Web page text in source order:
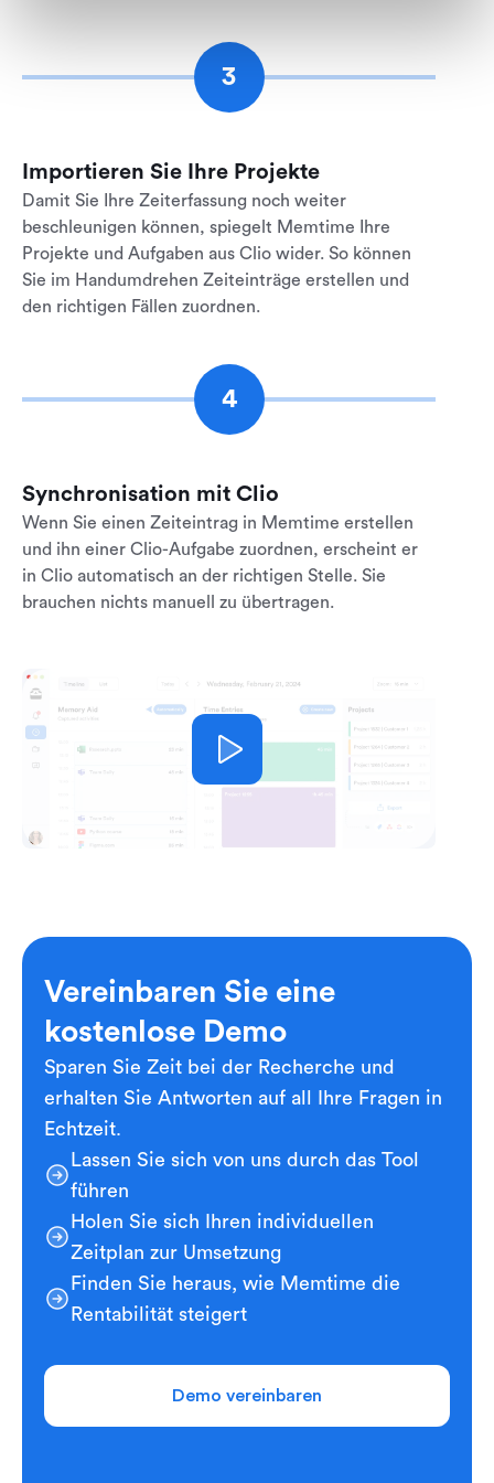
3
Importieren Sie Ihre Projekte
Damit Sie Ihre Zeiterfassung noch weiter
beschleunigen können, spiegelt Memtime Ihre
Projekte und Aufgaben aus Clio wider. So können
Sie im Handumdrehen Zeiteinträge erstellen und
den richtigen Fällen zuordnen.
4
Synchronisation mit Clio
Wenn Sie einen Zeiteintrag in Memtime erstellen
und ihn einer Clio-Aufgabe zuordnen, erscheint er
in Clio automatisch an der richtigen Stelle. Sie
brauchen nichts manuell zu übertragen.
Vereinbaren Sie eine
kostenlose Demo
Sparen Sie Zeit bei der Recherche und
erhalten Sie Antworten auf all Ihre Fragen in
Echtzeit.
Lassen Sie sich von uns durch das Tool
führen
Holen Sie sich Ihren individuellen
Zeitplan zur Umsetzung
Finden Sie heraus, wie Memtime die
Rentabilität steigert
Demo vereinbaren